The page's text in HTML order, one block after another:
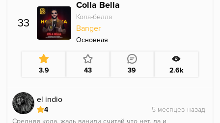
понравилось.
33
Colla Bella
Кола-белла
Banger
Основная
3.9 43 39 2.6k
el indio
4
Средняя кола, жаль ванили считай что нет, да и